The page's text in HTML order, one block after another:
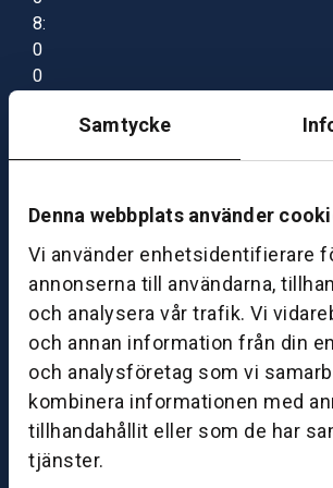
Samtycke
Denna webbplats använder
Vi använder enhetsidentifierare
annonserna till användarna,
och analysera vår trafik. Vi
och annan information från din
och analysföretag som vi
kombinera informationen med
tillhandahållit eller som de har
tjänster.
8:
0
0
7:
0
B
S
k
ö
v
d